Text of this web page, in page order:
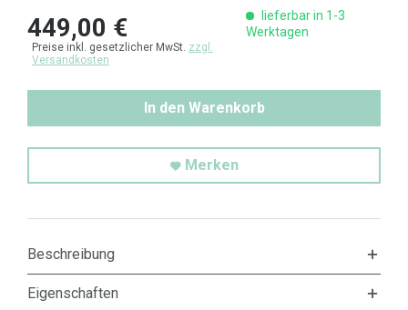
449,00 €
Preise inkl. gesetzlicher MwSt. zzgl.
Versandkosten
lieferbar in 1-3
Werktagen
In den Warenkorb
Merken
Beschreibung
Eigenschaften